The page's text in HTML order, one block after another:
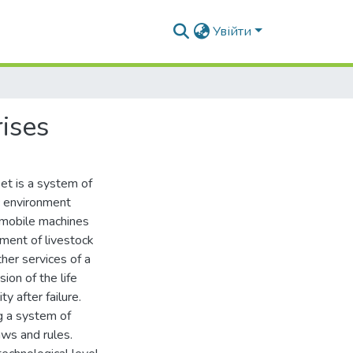
Увійти
is a system of
machines
of livestock
services of a
of the life
after failure.
a system of
and rules.